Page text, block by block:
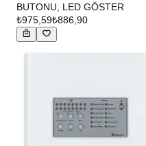
BUTONU, LED GÖSTER
₺975,59₺886,90